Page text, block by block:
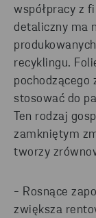
współpracy z
detaliczny ma
recyklingu.
pochodzącego
stosować do
Ten rodzaj
zamkniętym
tworzy
- Rosnące
zwiększa